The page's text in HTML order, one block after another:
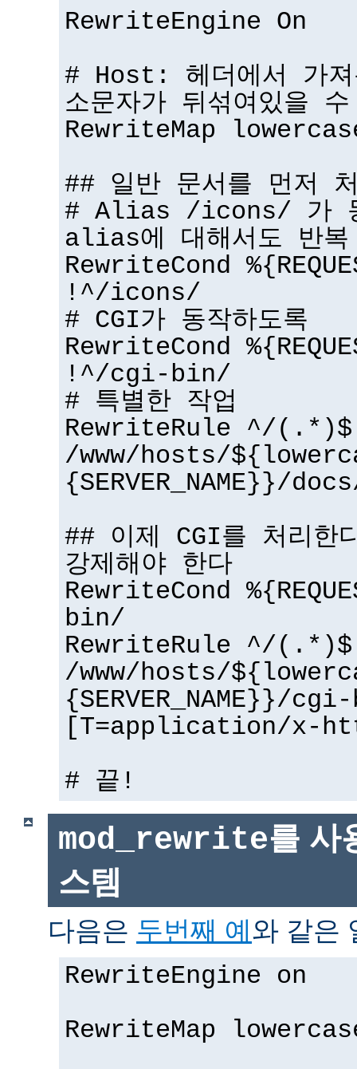
RewriteEngine On
# Host: 헤더에서 가져
소문자가 뒤섞여있을
RewriteMap
## 일반 문서를 먼저
# Alias /icons/ 가
alias에 대해서도 반복
RewriteCond
!^/icons/
# CGI가 동작하도록
RewriteCond
!^/cgi-bin/
# 특별한 작업
RewriteRule ^/(.*)$
/www/hosts/
{SERVER_NAME}}/
## 이제 CGI를 처리
강제해야 한다
RewriteCond
bin/
RewriteRule ^/(.*)$
/www/hosts/
{SERVER_NAME}}/
[T=application/x-
# 끝!
mod_rewrite를 사
스템
다음은 두번째 예와 같은
RewriteEngine on
RewriteMap